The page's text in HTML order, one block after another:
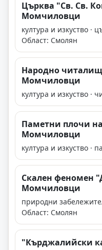
Църква "Св. Св.
Момчиловци
култура и изкуство ·
Област: Смолян
Народно
Момчиловци
култура и изкуство ·
Паметни плочи
Момчиловци
култура и изкуство ·
Скален феномен
Момчиловци
природни
Област: Смолян
"Кърджалийски